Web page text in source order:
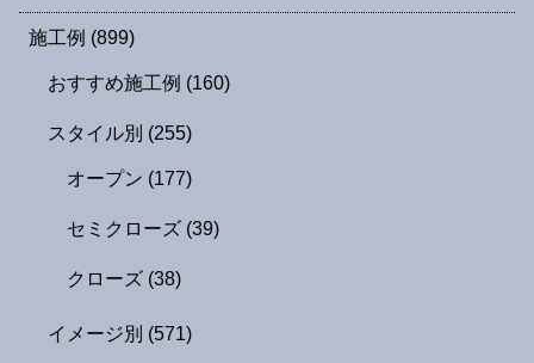
施工例 (899)
おすすめ施工例 (160)
スタイル別 (255)
オープン (177)
セミクローズ (39)
クローズ (38)
イメージ別 (571)